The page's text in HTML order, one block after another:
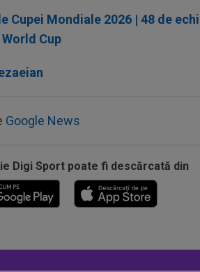
Mondiale 2026 | 48 de
Cup
Google News
Digi Sport poate fi descărcată din